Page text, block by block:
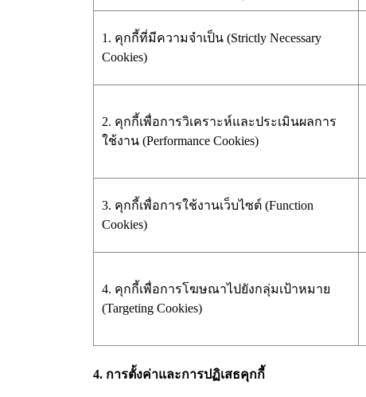
1. คุกกี้ที่มีความจำเป็น (Strictly Necessary
Cookies)
2. คุกกี้เพื่อการวิเคราะห์และประเมินผลการ
ใช้งาน (Performance Cookies)
3. คุกกี้เพื่อการใช้งานเว็บไซต์ (Function
Cookies)
4. คุกกี้เพื่อการโฆษณาไปยังกลุ่มเป้าหมาย
(Targeting Cookies)
4. การตั้งค่าและการปฏิเสธคุกกี้